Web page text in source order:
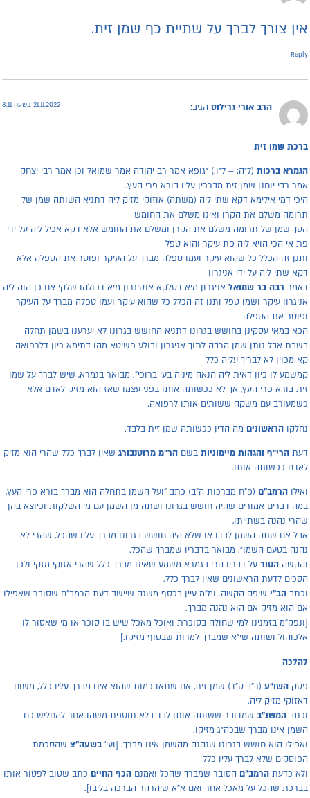
צורך לברך על שתיית כף שמן זית.
הרב אורי גרילוס הגיב: 21.11.2022 בשעה 8:11
שמן זית
ברכות(ל"ה: – ל"ו.) "גופא אמר רב יהודה אמר שמואל וכן אמר רבי יצחק
רבי יוחנן שמן זית מברכין עליו בורא פרי העץ.
דמי אילימא דקא שתי ליה (משתה) אוזוקי מזיק ליה דתניא השותה שמן של
משלם את הקרן ואינו משלם את החומש
שמן של תרומה משלם את הקרן ומשלם את החומש אלא דקא אכיל ליה על ידי
אי הכי הויא ליה פת עיקר והוא טפל
זה הכלל כל שהוא עיקר ועמו טפלה מברך על העיקר ופוטר את הטפלה אלא
שתי ליה על ידי אניגרון
רבה בר שמואלאניגרון מיא דסלקא אנסיגרון מיא דכולהו שלקי אם כן הוה ליה
עיקר ושמן טפל ותנן זה הכלל כל שהוא עיקר ועמו טפלה מברך על העיקר
את הטפלה
במאי עסקינן בחושש בגרונו דתניא החושש בגרונו לא יערענו בשמן תחלה
אבל נותן שמן הרבה לתוך אניגרון ובולע פשיטא מהו דתימא כיון דלרפואה
מכוין לא לבריך עליה כלל
לן כיון דאית ליה הנאה מיניה בעי ברוכי". מבואר בגמרא, שיש לברך על שמן
בורא פרי העץ, אך לא ככשותה אותו בפני עצמו שאז הוא מזיק לאדם אלא
עם משקה ששותים אותו לרפואה.
הראשונים מה הדין ככשותה שמן זית בלבד.
הרי"ףוהגהות מיימוניותבשם הר"מ מרוטנבורגשאין לברך כלל שהרי הוא מזיק
ככשותה אותו.
הרמב"ם (פ"ח מברכות ה"ב) כתב "ועל השמן בתחלה הוא מברך בורא פרי העץ,
דברים אמורים שהיה חושש בגרונו ושתה מן השמן עם מי השלקות וכיוצא בהן
נהנה בשתייתו,
אם שתה השמן לבדו או שלא היה חושש בגרונו מברך עליו שהכל, שהרי לא
בטעם השמן". מבואר בדבריו שמברך שהכל.
הטורעל דבריו הרי בגמרא משמע שאינו מברך כלל שהרי אזוקי מזקי ולכן
לדעת הראשונים שאין לברך כלל.
הב"ישיפה הקשה. ומ"מ עיין בכסף משנה שיישב דעת הרמב"ם שסובר שאפילו
הוא מזיק אם הוא נהנה מברך.
בזמנינו למי שחולה בסוכרת ואוכל מאכל שיש בו סוכר או מי שאסור לו
ושותה שי"א שמברך למרות שבסוף מזיקו.]
השו"ע(ר"ב ס"ד) שמן זית, אם שתאו כמות שהוא אינו מברך עליו כלל, משום
מזיק ליה.
המשנ"בשמדובר ששותה אותו לבד בלא תוספת משהו אחר להחליש כח
אינו מברך שבכה"ג מזיקו.
הוא חושש בגרונו שנהנה מהשמן אינו מברך. [ועי'בשעה"צשהסכמת
שלא לברך עליו כלל
כדעתהרמב"ם הסובר שמברך שהכל ואמנם הכף החייםכתב שטוב לפטור אותו
שהכל על מאכל אחר ואם א"א שיהרהר הברכה בליבו].